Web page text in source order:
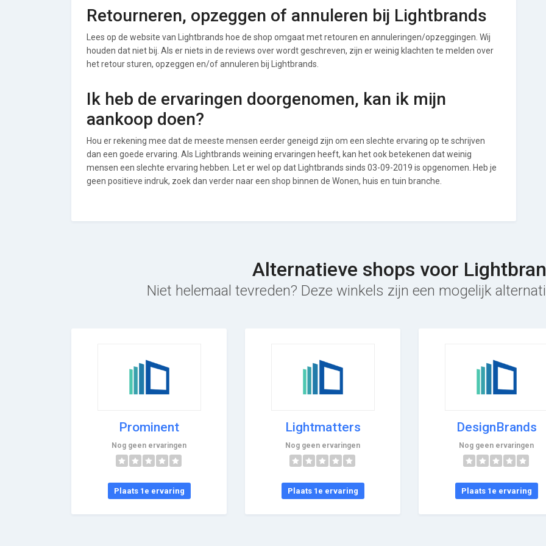
Retourneren, opzeggen of annuleren bij Lightbrands
Lees op de website van Lightbrands hoe de shop omgaat met retouren en annuleringen/opzeggingen. Wij
houden dat niet bij. Als er niets in de reviews over wordt geschreven, zijn er weinig klachten te melden over
het retour sturen, opzeggen en/of annuleren bij Lightbrands.
Ik heb de ervaringen doorgenomen, kan ik mijn
aankoop doen?
Hou er rekening mee dat de meeste mensen eerder geneigd zijn om een slechte ervaring op te schrijven
dan een goede ervaring. Als Lightbrands weining ervaringen heeft, kan het ook betekenen dat weinig
mensen een slechte ervaring hebben. Let er wel op dat Lightbrands sinds 03-09-2019 is opgenomen. Heb je
geen positieve indruk, zoek dan verder naar een shop binnen de Wonen, huis en tuin branche.
Alternatieve shops voor
Niet helemaal tevreden? Deze winkels zijn een mogelijk
Prominent
Nog geen ervaringen
Plaats 1e ervaring
Lightmatters
Nog geen ervaringen
Plaats 1e ervaring
DesignBrands
Nog geen ervaringen
Plaats 1e ervaring